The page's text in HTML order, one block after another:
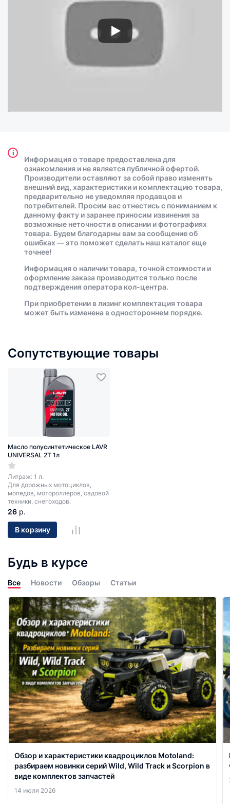
i
Информация о товаре предоставлена для
ознакомления и не является публичной офертой.
Производители оставляют за собой право изменять
внешний вид, характеристики и комплектацию товара,
предварительно не уведомляя продавцов и
потребителей. Просим вас отнестись с пониманием к
данному факту и заранее приносим извинения за
возможные неточности в описании и фотографиях
товара. Будем благодарны вам за сообщение об
ошибках — это поможет сделать наш каталог еще
точнее!
Информация о наличии товара, точной стоимости и
оформление заказа производится только после
подтверждения оператора кол-центра.
При приобретении в лизинг комплектация товара
может быть изменена в одностороннем порядке.
Сопутствующие товары
Масло полусинтетическое LAVR
UNIVERSAL 2T 1л
Литраж: 1 л.
Для дорожных мотоциклов,
мопедов, мотороллеров, садовой
техники, снегоходов.
26 р.
В корзину
Будь в курсе
Все Новости Обзоры Статьи
Обзор и характеристики квадроциклов Motoland:
разбираем новинки серий Wild, Wild Track и Scorpion в
виде комплектов запчастей
14 июля 2026